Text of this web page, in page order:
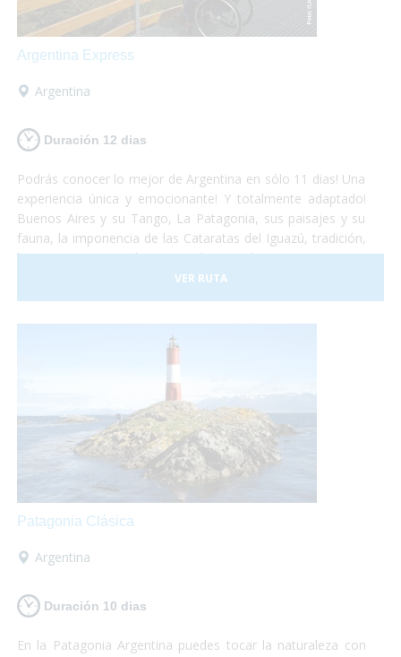
Argentina Express
Argentina
Duración 12 dias
Podrás conocer lo mejor de Argentina en sólo 11 dias! Una
experiencia única y emocionante! Y totalmente adaptado!
Buenos Aires y su Tango, La Patagonia, sus paisajes y su
fauna, la imponencia de las Cataratas del Iguazú, tradición,
historia, gastronomía y naturaleza, todo se conjuga para
hacer de este viaje una vivencia inolvidable! Anímate a
sumergirte en este maravilloso país. Nosotros te llevamos!
VER RUTA
Patagonia Clásica
Argentina
Duración 10 dias
En la Patagonia Argentina puedes tocar la naturaleza con